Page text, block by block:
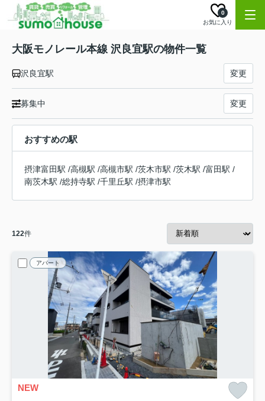
お気に入り
0
大阪モノレール本線 沢良宜駅の物件一覧
沢良宜駅 変更
募集中 変更
おすすめの駅
摂津富田駅 /高槻駅 /高槻市駅 /茨木市駅 /茨木駅 /富田駅 /
南茨木駅 /総持寺駅 /千里丘駅 /摂津市駅
122件
アパート
NEW